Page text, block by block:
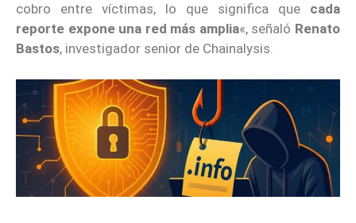
cobro entre víctimas, lo que significa que cada
reporte expone una red más amplia«, señaló Renato
Bastos, investigador senior de Chainalysis.